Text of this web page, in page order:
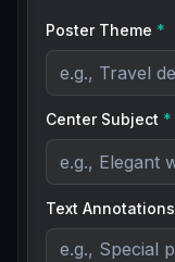
Poster Theme *
Center Subject *
Text Annotations